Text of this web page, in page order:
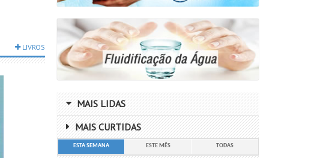
LIVROS
MAIS LIDAS
MAIS CURTIDAS
ESTA SEMANA ESTE MÊS TODAS